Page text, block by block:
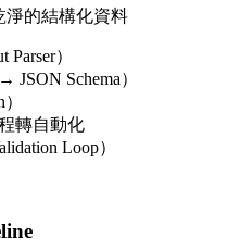
淨的結構化資料
）
Schema）
轉自動化
Loop）